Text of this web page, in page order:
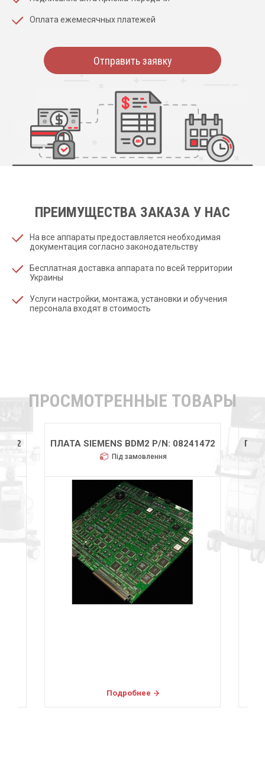
Оплата ежемесячных платежей
Отправить заявку
ПРЕИМУЩЕСТВА ЗАКАЗА У НАС
На все аппараты предоставляется необходимая
документация согласно законодательству
Бесплатная доставка аппарата по всей территории
Украины
Услуги настройки, монтажа, установки и обучения
персонала входят в стоимость
ПРОСМОТРЕННЫЕ ТОВАРЫ
ПЛАТА SIEMENS BDM2 P/N: 08241472
Під замовлення
Подробнее